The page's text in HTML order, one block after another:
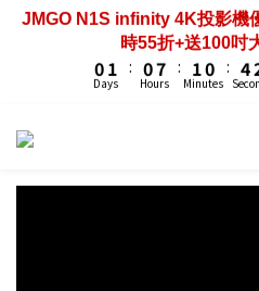
歡慶88節🔥搶最低49折送大
固只到
2
0
3
1
0
Days
:
2
1
0
9
8
7
6
2
Hours
:
3
2
1
0
2
1
0
Minutes
:
6
5
4
3
2
1
0
0
Days
6
5
4
Hours
0
Minutes
3
2
1
歡慶88節🔥搶最低49折送大
固只到
4
2
1
5
3
2
4
3
2
1
9
8
4
5
4
3
2
4
3
2
1
8
7
6
5
1